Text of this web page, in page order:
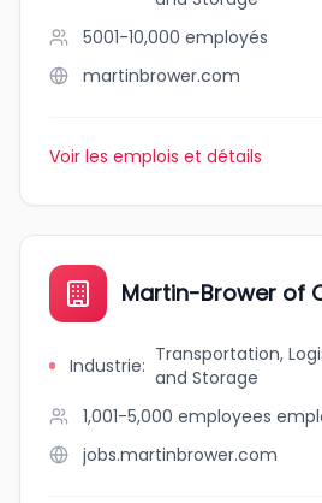
5001-10,000 employés
martinbrower.com
Voir les emplois et détails
Martin-Brower of
Industrie: Transportation,
and Storage
1,001-5,000 employees
jobs.martinbrower.com